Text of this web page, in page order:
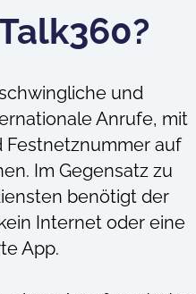
und
Anrufe, mit
Festnetznummer auf
Im Gegensatz zu
benötigt der
Internet oder eine
App.